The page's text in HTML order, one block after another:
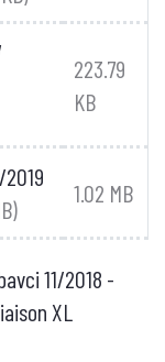
223.79
KB
1.02 MB
11/2018 -
XL